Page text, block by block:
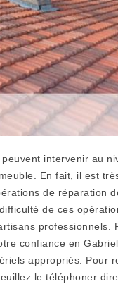
intervenir au
En fait, il est
de réparation
de ces
professionnels.
confiance en
appropriés. Pour
le téléphoner